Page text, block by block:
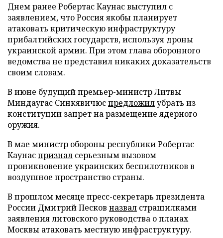
Днем ранее Робертас Каунас выступил с
заявлением, что Россия якобы планирует
атаковать критическую инфраструктуру
прибалтийских государств, используя дроны
украинской армии. При этом глава оборонного
ведомства не представил никаких доказательств
своим словам.
В июне будущий премьер-министр Литвы
Миндаугас Синкявичюспредложилубрать из
конституции запрет на размещение ядерного
оружия.
В мае министр обороны республики Робертас
Каунаспризнал серьезным вызовом
проникновение украинских беспилотников в
воздушное пространство страны.
В прошлом месяце пресс-секретарь президента
России Дмитрий Песков назвал страшилками
заявления литовского руководства о планах
Москвы атаковать местную инфраструктуру.